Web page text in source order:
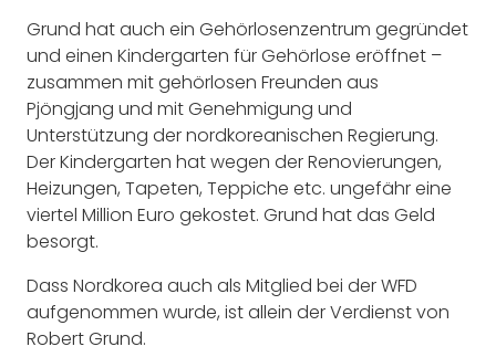
Grund hat auch ein Gehörlosenzentrum gegründet
und einen Kindergarten für Gehörlose eröffnet –
zusammen mit gehörlosen Freunden aus
Pjöngjang und mit Genehmigung und
Unterstützung der nordkoreanischen Regierung.
Der Kindergarten hat wegen der Renovierungen,
Heizungen, Tapeten, Teppiche etc. ungefähr eine
viertel Million Euro gekostet. Grund hat das Geld
besorgt.
Dass Nordkorea auch als Mitglied bei der WFD
aufgenommen wurde, ist allein der Verdienst von
Robert Grund.